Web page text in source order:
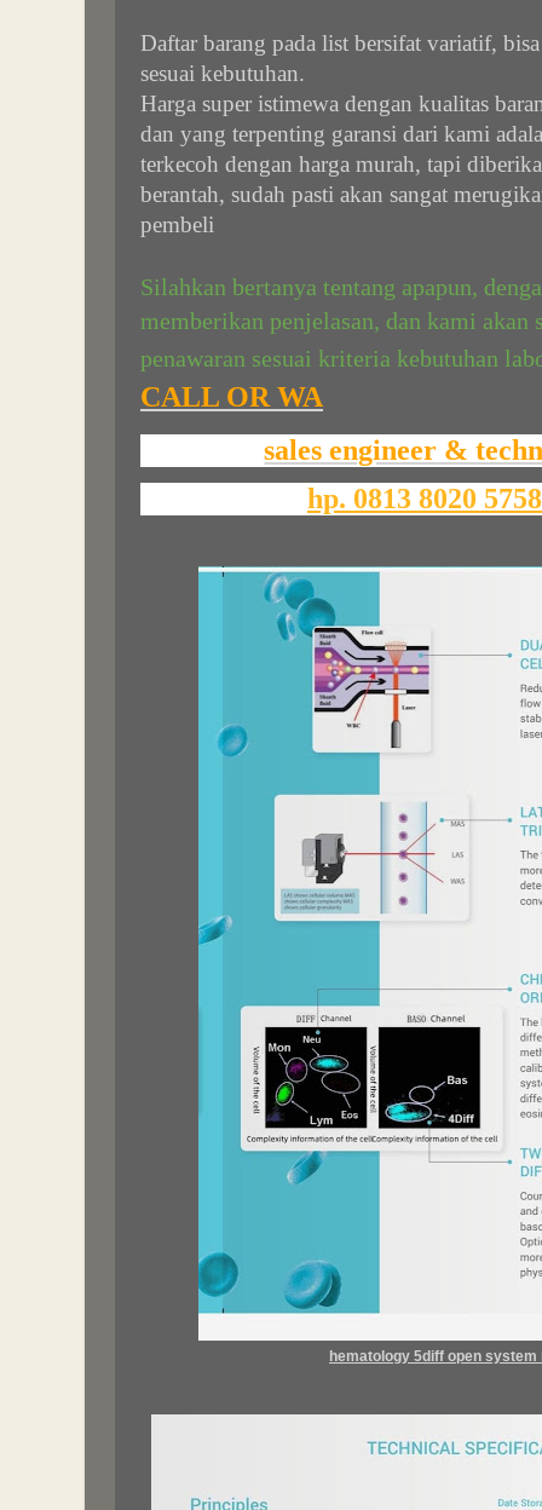
Daftar barang pada list bersifat variatif,
sesuai kebutuhan.
Harga super istimewa dengan kualitas
dan yang terpenting garansi dari kami
terkecoh dengan harga murah, tapi
berantah, sudah pasti akan sangat
pembeli
Silahkan bertanya tentang apapun,
memberikan penjelasan, dan kami akan
penawaran sesuai kriteria kebutuhan
CALL OR WA
sales engineer &
hp. 0813 8020
hematology 5diff open system